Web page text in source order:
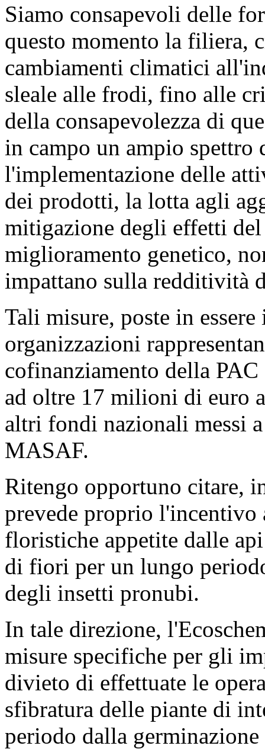
Siamo consapevoli delle
questo momento la filiera,
cambiamenti climatici
sleale alle frodi, fino alle
della consapevolezza di
in campo un ampio spettro
l'implementazione delle
dei prodotti, la lotta agli
mitigazione degli effetti
miglioramento genetico,
impattano sulla redditività
Tali misure, poste in
organizzazioni
cofinanziamento della
ad oltre 17 milioni di euro
altri fondi nazionali messi
MASAF.
Ritengo opportuno citare,
prevede proprio
floristiche appetite dalle
di fiori per un lungo
degli insetti pronubi.
In tale direzione,
misure specifiche per gli
divieto di effettuate le
sfibratura delle piante di
periodo dalla